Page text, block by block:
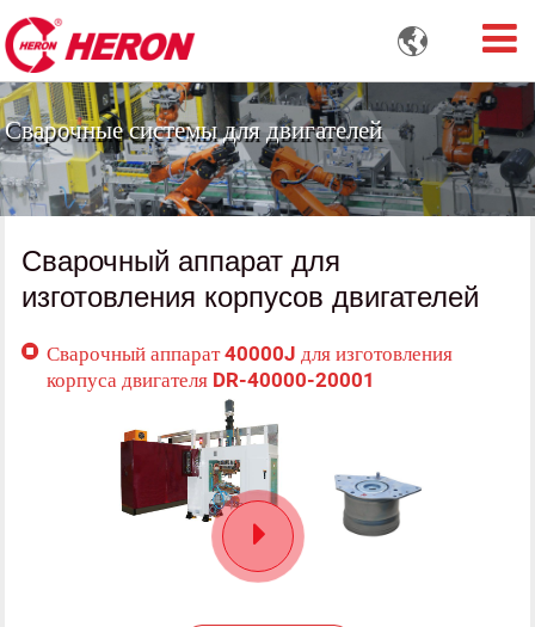

Сварочные системы для двигателей
Сварочный аппарат для
изготовления корпусов двигателей
Сварочный аппарат 40000J для изготовления
корпуса двигателя DR-40000-20001